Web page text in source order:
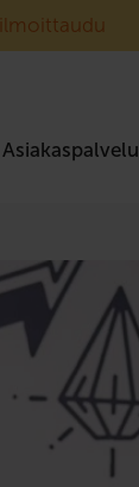
Asiakaspalvelu